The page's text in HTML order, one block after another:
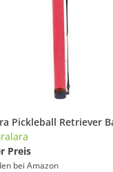
Preis
bei Amazon